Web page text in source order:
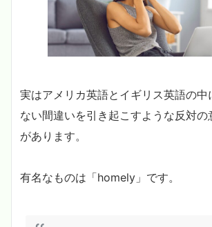
実はアメリカ英語とイギリス英語の中
ない間違いを引き起こすような反対
があります。
有名なものは「homely」です。